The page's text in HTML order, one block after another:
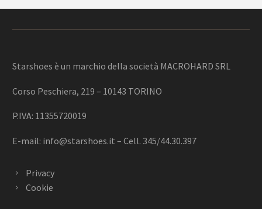
Starshoes è un marchio della società MACROHARD SRL
Corso Peschiera, 219 – 10143 TORINO
P.IVA: 11355720019
E-mail: info@starshoes.it – Cell. 345/44.30.397
Privacy
Cookie